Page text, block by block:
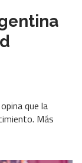
que la
Más